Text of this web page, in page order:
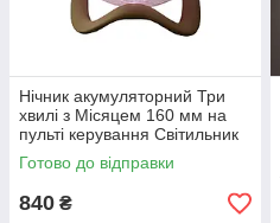
Нічник акумуляторний Три
хвилі з Місяцем 160 мм на
пульті керування Світильник
настільний дитячий 16
кольорів
Готово до відправки
840 ₴